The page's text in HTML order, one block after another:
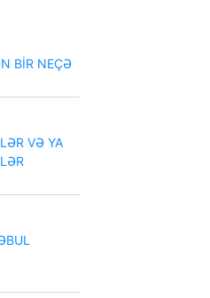
BİR NEÇƏ
VƏ YA